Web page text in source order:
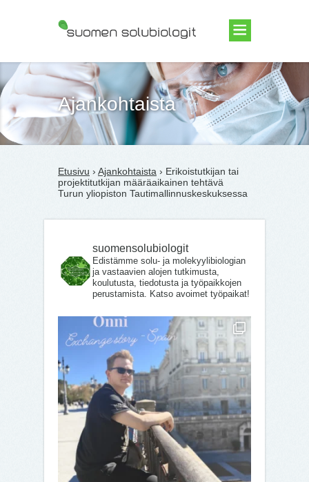
Suomen Solubiologit ry
Ajankohtaista
Etusivu › Ajankohtaista › Erikoistutkijan tai
projektitutkijan määräaikainen tehtävä
Turun yliopiston Tautimallinnuskeskuksessa
suomensolubiologit
Edistämme solu- ja molekyylibiologian
ja vastaavien alojen tutkimusta,
koulutusta, tiedotusta ja työpaikkojen
perustamista. Katso avoimet työpaikat!